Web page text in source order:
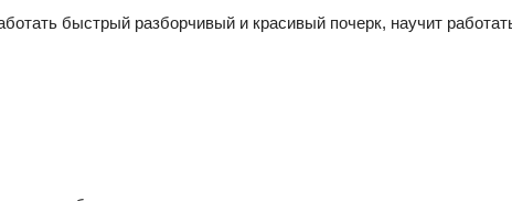
быстрый разборчивый и красивый почерк, научит